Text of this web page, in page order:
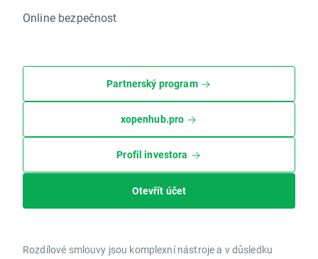
Online bezpečnost
Partnerský program
xopenhub.pro
Profil investora
Otevřít účet
Rozdílové smlouvy jsou komplexní nástroje a v důsledku